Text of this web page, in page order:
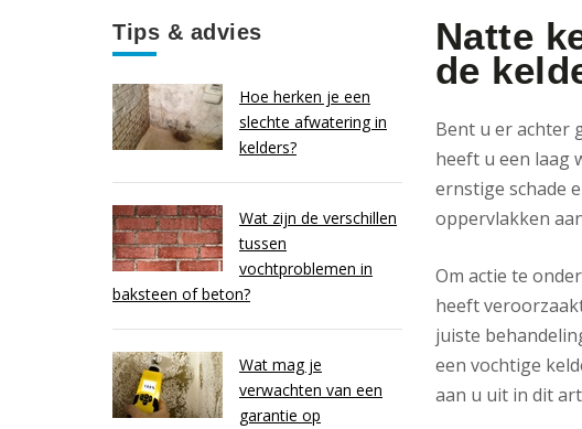
Tips & advies
Hoe herken je een
slechte afwatering in
kelders?
Wat zijn de verschillen
tussen
vochtproblemen in
baksteen of beton?
Wat mag je
verwachten van een
garantie op
Natte
de
Bent u er achter
heeft u een laag
ernstige schade
oppervlakken
Om actie te
heeft
juiste
een vochtige
aan u uit in dit